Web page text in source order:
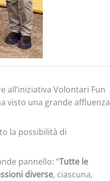
all’iniziativa Volontari Fun
visto una grande affluenza
la possibilità di
pannello: “Tutte le
diverse, ciascuna,